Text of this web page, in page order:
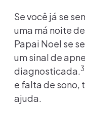
Se você já se
uma má noite
Papai Noel se
um sinal de
diagnosticada.3
e falta de sono,
ajuda.